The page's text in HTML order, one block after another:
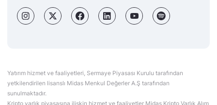
Yatırım hizmet ve faaliyetleri, Sermaye Piyasası Kurulu tarafından
yetkilendirilen lisanslı Midas Menkul Değerler A.Ş tarafından
sunulmaktadır.
Kripto varlık piyasasına ilişkin hizmet ve faaliyetler Midas Kripto Varlık Alım